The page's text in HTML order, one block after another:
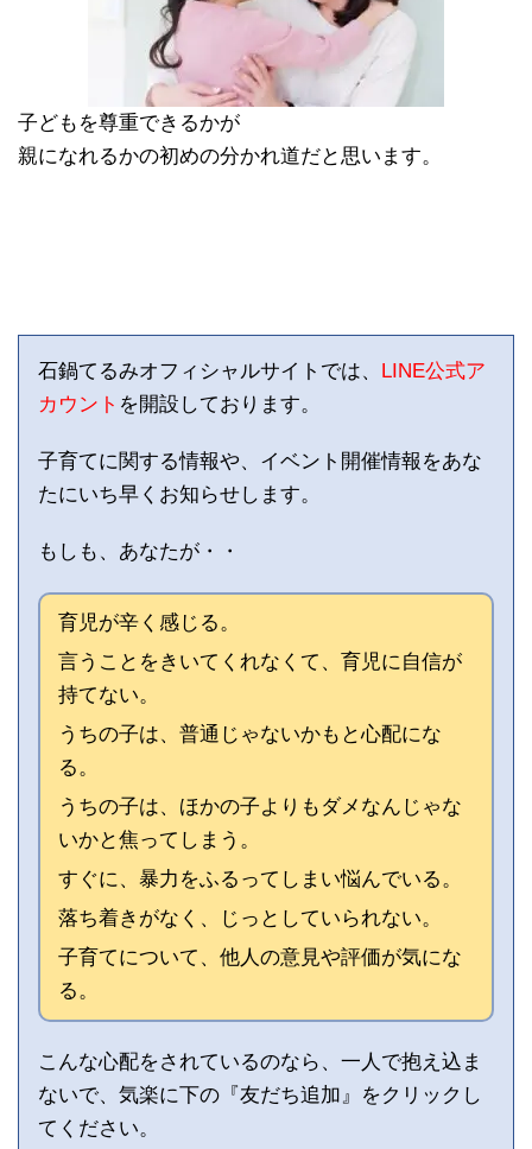
子どもを尊重できるかが
親になれるかの初めの分かれ道だと思います。
石鍋てるみオフィシャルサイトでは、 LINE公式ア
カウント を開設しております。
子育てに関する情報や、イベント開催情報をあな
たにいち早くお知らせします。
もしも、あなたが・・
育児が辛く感じる。
言うことをきいてくれなくて、育児に自信が
持てない。
うちの子は、普通じゃないかもと心配にな
る。
うちの子は、ほかの子よりもダメなんじゃな
いかと焦ってしまう。
すぐに、暴力をふるってしまい悩んでいる。
落ち着きがなく、じっとしていられない。
子育てについて、他人の意見や評価が気にな
る。
こんな心配をされているのなら、一人で抱え込ま
ないで、気楽に下の『友だち追加』をクリックし
てください。